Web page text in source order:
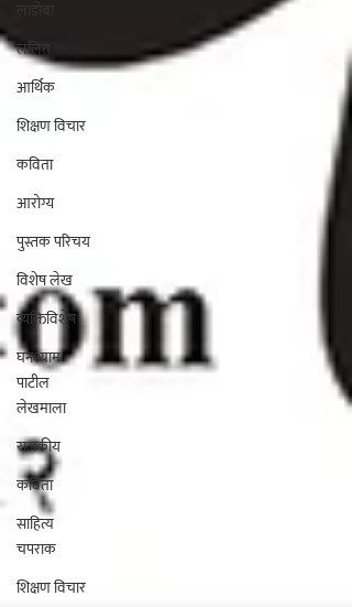
ललित
आर्थिक
शिक्षण विचार
कविता
आरोग्य
पुस्तक परिचय
विशेष लेख
व्यक्तिविशेष
घनश्याम
पाटील
लेखमाला
राजकीय
कविता
साहित्य
चपराक
शिक्षण विचार